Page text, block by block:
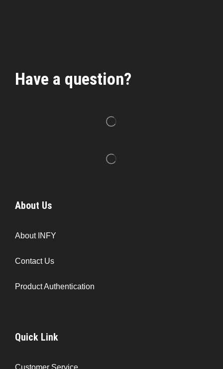
Have a question?
About Us
About INFY
Contact Us
Product Authentication
Quick Link